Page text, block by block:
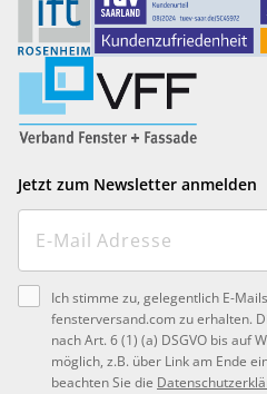
Jetzt zum Newsletter anmelden
Ich stimme zu, gelegentlich E-
fensterversand.com zu erhalten.
nach Art. 6 (1) (a) DSGVO bis auf
möglich, z.B. über Link am Ende
beachten Sie die